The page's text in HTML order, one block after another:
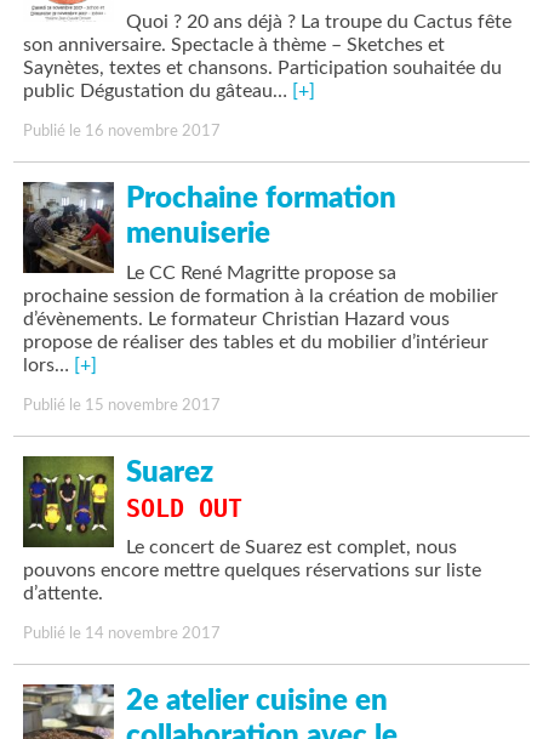
Quoi ? 20 ans déjà ? La troupe du Cactus fête
son anniversaire. Spectacle à thème – Sketches et
Saynètes, textes et chansons. Participation souhaitée du
public Dégustation du gâteau… [+]
Publié le 16 novembre 2017
Prochaine formation
menuiserie
Le CC René Magritte propose sa
prochaine session de formation à la création de mobilier
d’évènements. Le formateur Christian Hazard vous
propose de réaliser des tables et du mobilier d’intérieur
lors… [+]
Publié le 15 novembre 2017
Suarez
SOLD OUT
Le concert de Suarez est complet, nous
pouvons encore mettre quelques réservations sur liste
d’attente.
Publié le 14 novembre 2017
2e atelier cuisine en